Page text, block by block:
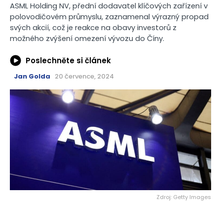
ASML Holding NV, přední dodavatel klíčových zařízení v
polovodičovém průmyslu, zaznamenal výrazný propad
svých akcií, což je reakce na obavy investorů z
možného zvýšení omezení vývozu do Číny.
Poslechněte si článek
Jan Golda 20 července, 2024
Zdroj: Getty Images